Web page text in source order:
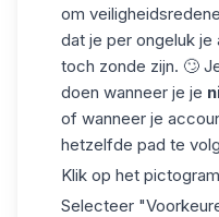
om
dat je per ongeluk
toch zonde zijn. 🙄
doen wanneer je je
of wanneer je
hetzelfde pad te
Klik op het
Selecteer